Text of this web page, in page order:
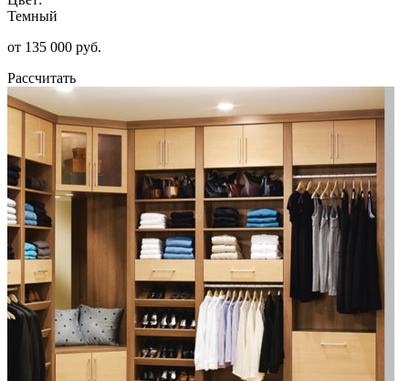
Темный
от 135 000 руб.
Рассчитать